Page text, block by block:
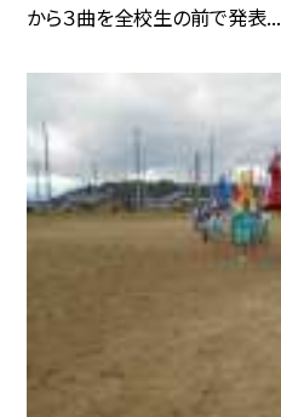
から３曲を全校生の前で発表...